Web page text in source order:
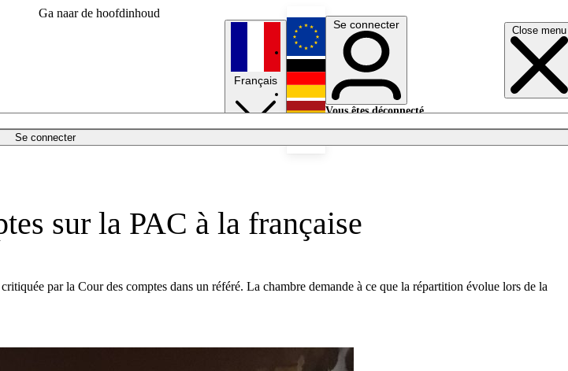
Ga naar de hoofdinhoud
Close menu
Se connecter
Français
English
Deutsch
Se connecter
Vous êtes déconnecté.
sur la PAC à la française
par la Cour des comptes dans un référé. La chambre demande à ce que la répartition évolue lors de la